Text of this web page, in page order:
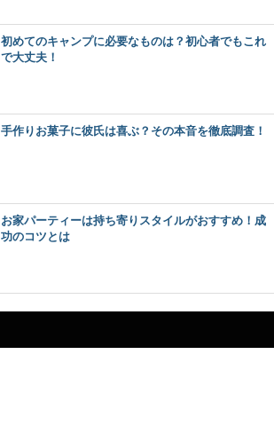
初めてのキャンプに必要なものは？初心者でもこれ
で大丈夫！
手作りお菓子に彼氏は喜ぶ？その本音を徹底調査！
お家パーティーは持ち寄りスタイルがおすすめ！成
功のコツとは